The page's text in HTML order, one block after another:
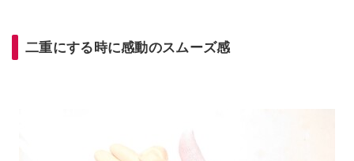
二重にする時に感動のスムーズ感